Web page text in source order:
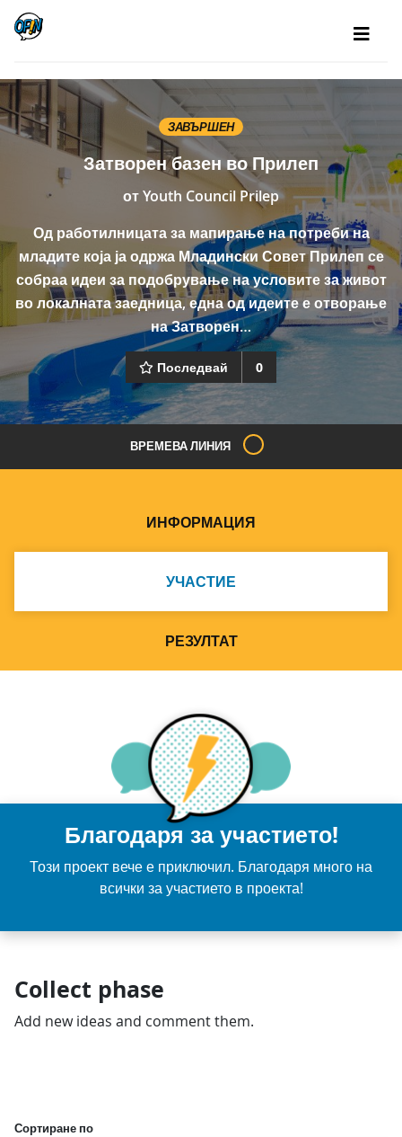
ЗАВЪРШЕН
Затворен базен во Прилеп
отYouth Council Prilep
Од работилницата за мапирање на потреби на
младите која ја одржа Младински Совет Прилеп се
собраа идеи за подобрување на условите за живот
во локалната заедница, една од идеите е отворање
на Затворен…
Последвай 0
ВРЕМЕВА ЛИНИЯ
ИНФОРМАЦИЯ
УЧАСТИЕ
РЕЗУЛТАТ
Благодаря за участието!
Този проект вече е приключил. Благодаря много на
всички за участието в проекта!
Collect phase
Add new ideas and comment them.
Сортиране по